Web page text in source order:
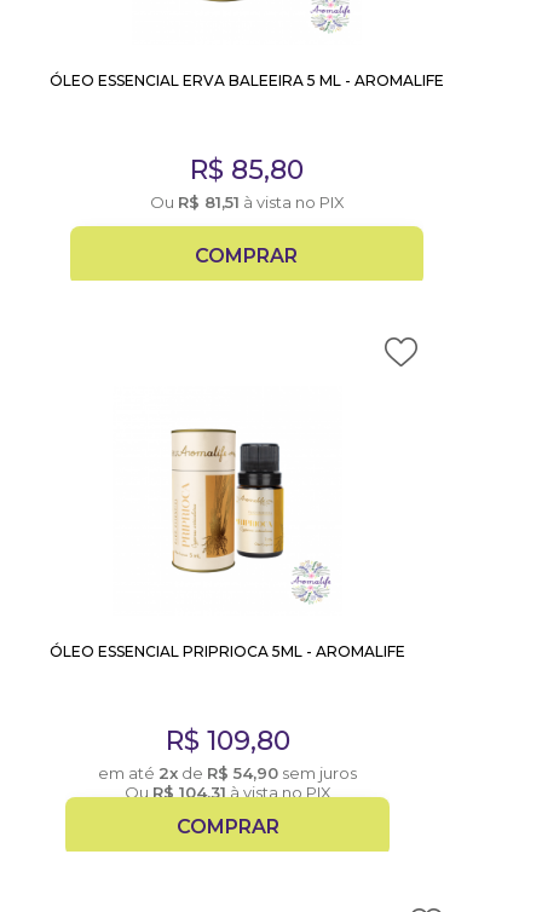
ÓLEO ESSENCIAL ERVA BALEEIRA 5 ML - AROMALIFE
R$ 85,80
Ou R$ 81,51 à vista no PIX
COMPRAR
ÓLEO ESSENCIAL PRIPRIOCA 5ML - AROMALIFE
R$ 109,80
em até 2x de R$ 54,90 sem juros
Ou R$ 104,31 à vista no PIX
COMPRAR